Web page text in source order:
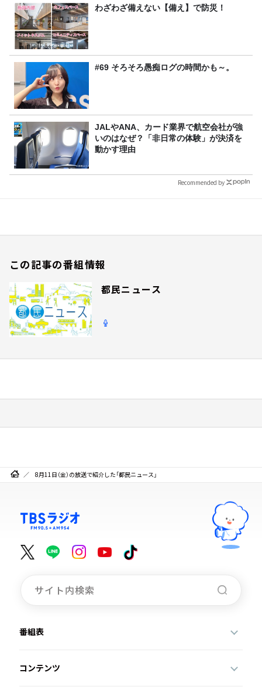
わざわざ備えない【備え】で防災！
#69 そろそろ愚痴ログの時間かも～。
JALやANA、カード業界で航空会社が強
いのはなぜ？「非日常の体験」が決済を
動かす理由
Recommended by
この記事の番組情報
都民ニュース
8月11日（金）の放送で紹介した「都民ニュース」
番組表
コンテンツ